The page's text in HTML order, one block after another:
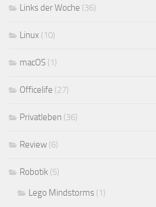
Links der Woche (36)
Linux (10)
macOS (1)
Officelife (27)
Privatleben (36)
Review (6)
Robotik (5)
Lego Mindstorms (1)